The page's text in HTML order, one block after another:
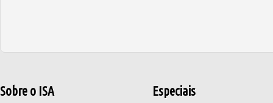
Sobre o ISA Especiais